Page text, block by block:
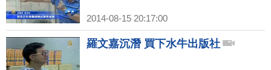
2014-08-15 20:17:00
羅文嘉沉潛 買下水牛出版社